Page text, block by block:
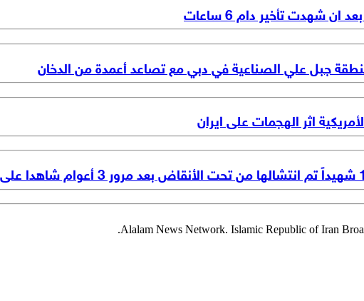
شهدت تأخير دام 6 ساعات
جبل علي الصناعية في دبي مع تصاعد أعمدة من الدخان